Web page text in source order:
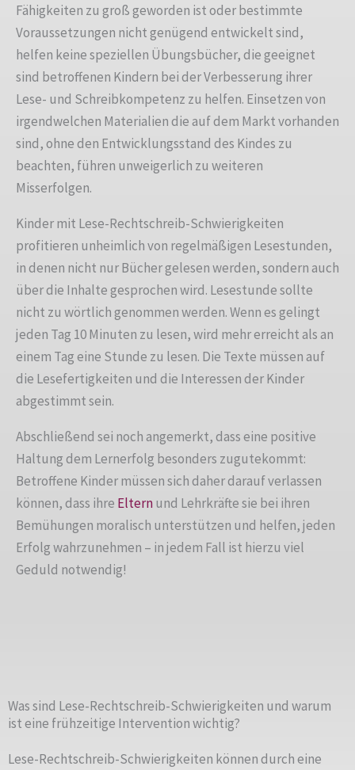
Fähigkeiten zu groß geworden ist oder bestimmte
Voraussetzungen nicht genügend entwickelt sind,
helfen keine speziellen Übungsbücher, die geeignet
sind betroffenen Kindern bei der Verbesserung ihrer
Lese- und Schreibkompetenz zu helfen. Einsetzen von
irgendwelchen Materialien die auf dem Markt vorhanden
sind, ohne den Entwicklungsstand des Kindes zu
beachten, führen unweigerlich zu weiteren
Misserfolgen.
Kinder mit Lese-Rechtschreib-Schwierigkeiten
profitieren unheimlich von regelmäßigen Lesestunden,
in denen nicht nur Bücher gelesen werden, sondern auch
über die Inhalte gesprochen wird. Lesestunde sollte
nicht zu wörtlich genommen werden. Wenn es gelingt
jeden Tag 10 Minuten zu lesen, wird mehr erreicht als an
einem Tag eine Stunde zu lesen. Die Texte müssen auf
die Lesefertigkeiten und die Interessen der Kinder
abgestimmt sein.
Abschließend sei noch angemerkt, dass eine positive
Haltung dem Lernerfolg besonders zugutekommt:
Betroffene Kinder müssen sich daher darauf verlassen
können, dass ihre Elternund Lehrkräfte sie bei ihren
Bemühungen moralisch unterstützen und helfen, jeden
Erfolg wahrzunehmen – in jedem Fall ist hierzu viel
Geduld notwendig!
Was sind Lese-Rechtschreib-Schwierigkeiten und warum
ist eine frühzeitige Intervention wichtig?
Lese-Rechtschreib-Schwierigkeiten können durch eine